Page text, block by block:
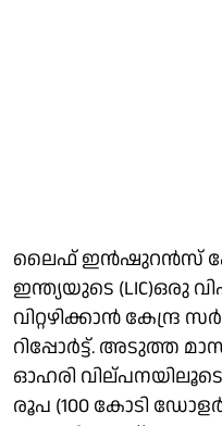
ലൈഫ് ഇന്‍ഷുറന്‍സ്
ഇന്ത്യയുടെ (LIC)ഒരു
വിറ്റഴിക്കാന്‍ കേന്ദ്ര
റിപ്പോര്‍ട്ട്. അടുത്ത
ഓഹരി വില്പനയിലൂടെ
രൂപ (100 കോടി